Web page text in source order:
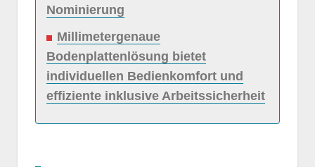
Nominierung
Millimetergenaue
Bodenplattenlösung bietet
individuellen Bedienkomfort und
effiziente inklusive Arbeitssicherheit